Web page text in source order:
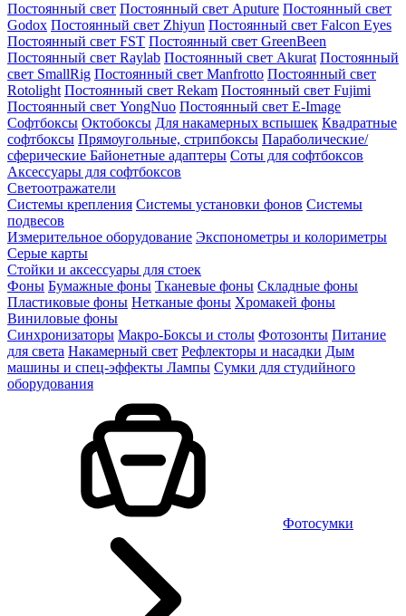
Постоянный свет Постоянный свет Aputure Постоянный свет
Godox Постоянный свет Zhiyun Постоянный свет Falcon Eyes
Постоянный свет FST Постоянный свет GreenBeen
Постоянный свет Raylab Постоянный свет Akurat Постоянный
свет SmallRig Постоянный свет Manfrotto Постоянный свет
Rotolight Постоянный свет Rekam Постоянный свет Fujimi
Постоянный свет YongNuo Постоянный свет E-Image
Софтбоксы Октобоксы Для накамерных вспышек Квадратные
софтбоксы Прямоугольные, стрипбоксы Параболические/
сферические Байонетныe адаптеры Соты для софтбоксов
Аксессуары для софтбоксов
Светоотражатели
Системы крепления Системы установки фонов Системы
подвесов
Измерительное оборудование Экспонометры и колориметры
Серые карты
Стойки и аксессуары для стоек
Фоны Бумажные фоны Тканевые фоны Складные фоны
Пластиковые фоны Нетканые фоны Хромакей фоны
Виниловые фоны
Синхронизаторы Макро-Боксы и столы Фотозонты Питание
для света Накамерный свет Рефлекторы и насадки Дым
машины и спец-эффекты Лампы Сумки для студийного
оборудования
Фотосумки